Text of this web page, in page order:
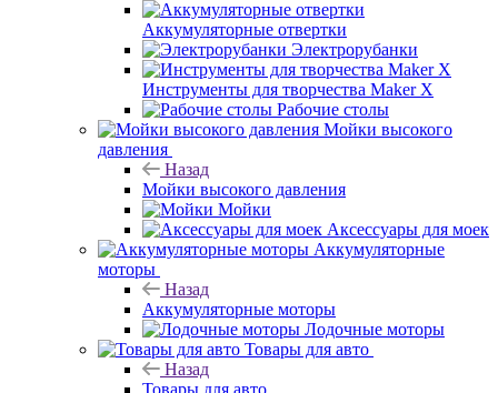
Аккумуляторные отвертки
Электрорубанки
Инструменты для творчества Maker X
Рабочие столы
Мойки высокого
давления
Назад
Мойки высокого давления
Мойки
Аксессуары для моек
Аккумуляторные
моторы
Назад
Аккумуляторные моторы
Лодочные моторы
Товары для авто
Назад
Товары для авто